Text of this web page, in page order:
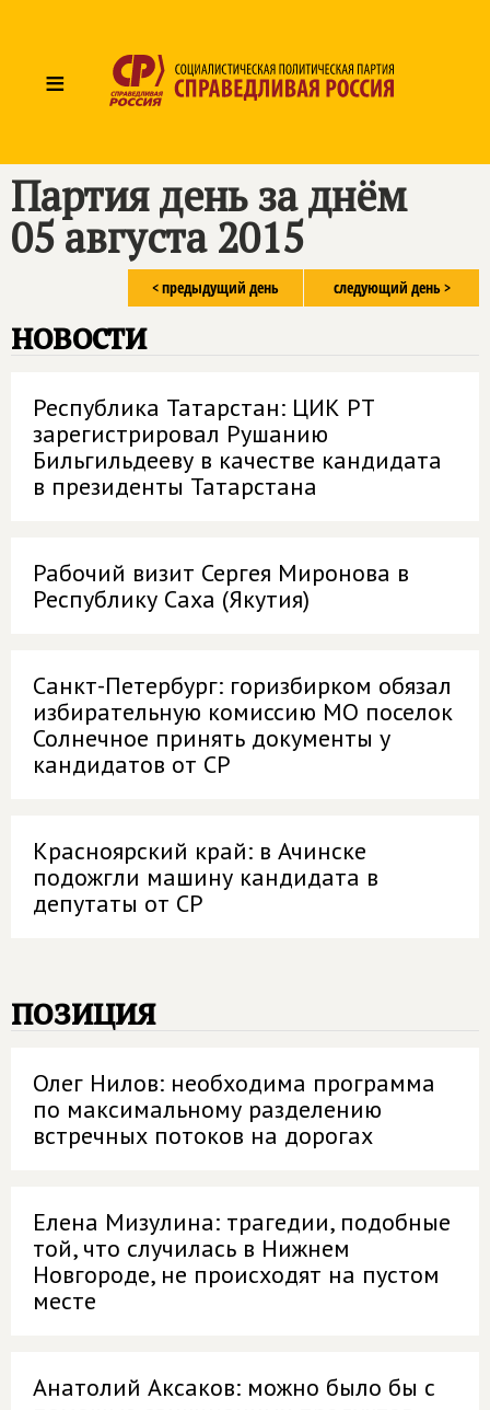
≡
Партия день за днём
05 августа 2015
следующий день >
< предыдущий день
новости
Республика Татарстан: ЦИК РТ
зарегистрировал Рушанию
Бильгильдееву в качестве кандидата
в президенты Татарстана
Рабочий визит Сергея Миронова в
Республику Саха (Якутия)
Санкт-Петербург: горизбирком обязал
избирательную комиссию МО поселок
Солнечное принять документы у
кандидатов от СР
Красноярский край: в Ачинске
подожгли машину кандидата в
депутаты от СР
позиция
Олег Нилов: необходима программа
по максимальному разделению
встречных потоков на дорогах
Елена Мизулина: трагедии, подобные
той, что случилась в Нижнем
Новгороде, не происходят на пустом
месте
Анатолий Аксаков: можно было бы с